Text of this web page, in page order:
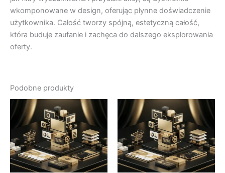
wkomponowane w design, oferując płynne doświadczenie
użytkownika. Całość tworzy spójną, estetyczną całość,
która buduje zaufanie i zachęca do dalszego eksplorowania
oferty.
Podobne produkty